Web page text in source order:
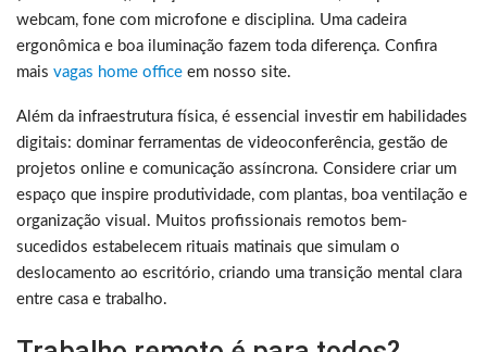
webcam, fone com microfone e disciplina. Uma cadeira
ergonômica e boa iluminação fazem toda diferença. Confira
mais vagas home office em nosso site.
Além da infraestrutura física, é essencial investir em habilidades
digitais: dominar ferramentas de videoconferência, gestão de
projetos online e comunicação assíncrona. Considere criar um
espaço que inspire produtividade, com plantas, boa ventilação e
organização visual. Muitos profissionais remotos bem-
sucedidos estabelecem rituais matinais que simulam o
deslocamento ao escritório, criando uma transição mental clara
entre casa e trabalho.